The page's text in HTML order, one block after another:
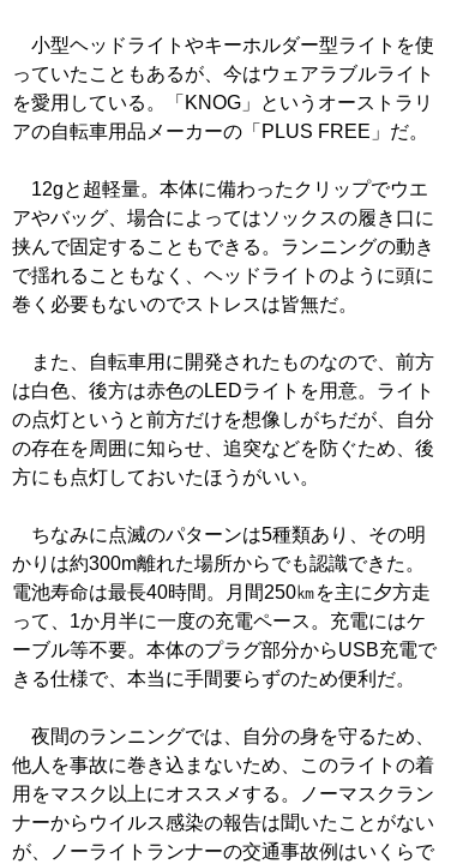
小型ヘッドライトやキーホルダー型ライトを使
っていたこともあるが、今はウェアラブルライト
を愛用している。「KNOG」というオーストラリ
アの自転車用品メーカーの「PLUS FREE」だ。
12gと超軽量。本体に備わったクリップでウエ
アやバッグ、場合によってはソックスの履き口に
挟んで固定することもできる。ランニングの動き
で揺れることもなく、ヘッドライトのように頭に
巻く必要もないのでストレスは皆無だ。
また、自転車用に開発されたものなので、前方
は白色、後方は赤色のLEDライトを用意。ライト
の点灯というと前方だけを想像しがちだが、自分
の存在を周囲に知らせ、追突などを防ぐため、後
方にも点灯しておいたほうがいい。
ちなみに点滅のパターンは5種類あり、その明
かりは約300m離れた場所からでも認識できた。
電池寿命は最長40時間。月間250㎞を主に夕方走
って、1か月半に一度の充電ペース。充電にはケ
ーブル等不要。本体のプラグ部分からUSB充電で
きる仕様で、本当に手間要らずのため便利だ。
夜間のランニングでは、自分の身を守るため、
他人を事故に巻き込まないため、このライトの着
用をマスク以上にオススメする。ノーマスクラン
ナーからウイルス感染の報告は聞いたことがない
が、ノーライトランナーの交通事故例はいくらで